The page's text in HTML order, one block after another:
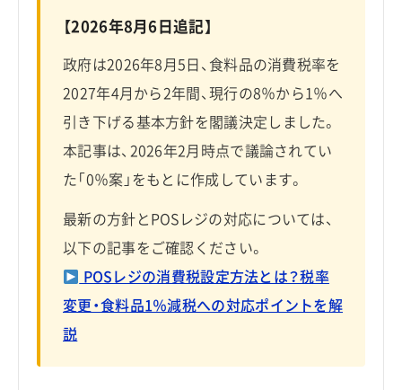
【2026年8月6日追記】
政府は2026年8月5日、食料品の消費税率を
2027年4月から2年間、現行の8％から1％へ
引き下げる基本方針を閣議決定しました。
本記事は、2026年2月時点で議論されてい
た「0％案」をもとに作成しています。
最新の方針とPOSレジの対応については、
以下の記事をご確認ください。
POSレジの消費税設定方法とは？税率
変更・食料品1％減税への対応ポイントを解
説